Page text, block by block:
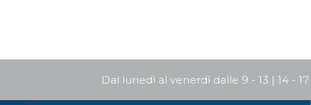
Dal lunedì al venerdì dalle 9 - 13 | 14 - 17